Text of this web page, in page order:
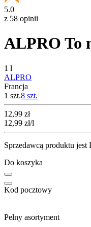
5.0
z 58 opinii
ALPRO To
1 l
ALPRO
Francja
1 szt.8 szt.
Cena
12,99 zł
12,99 zł/l
Sprzedawcą produktu jest
Do koszyka
Kod pocztowy
Pełny asortyment